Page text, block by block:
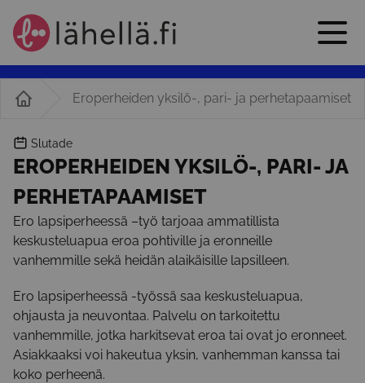
Eroperheiden yksilö-, pari- ja perhetapaamiset
Slutade
EROPERHEIDEN YKSILÖ-, PARI- JA
PERHETAPAAMISET
Ero lapsiperheessä –työ tarjoaa ammatillista
keskusteluapua eroa pohtiville ja eronneille
vanhemmille sekä heidän alaikäisille lapsilleen.
Ero lapsiperheessä -työssä saa keskusteluapua,
ohjausta ja neuvontaa. Palvelu on tarkoitettu
vanhemmille, jotka harkitsevat eroa tai ovat jo eronneet.
Asiakkaaksi voi hakeutua yksin, vanhemman kanssa tai
koko perheenä.